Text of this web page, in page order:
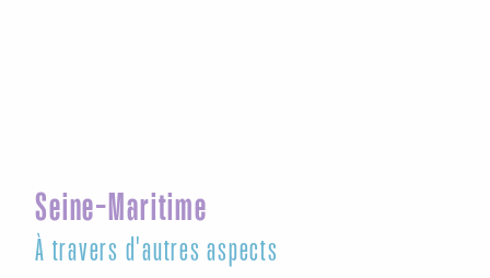
Seine-Maritime
À travers d'autres aspects